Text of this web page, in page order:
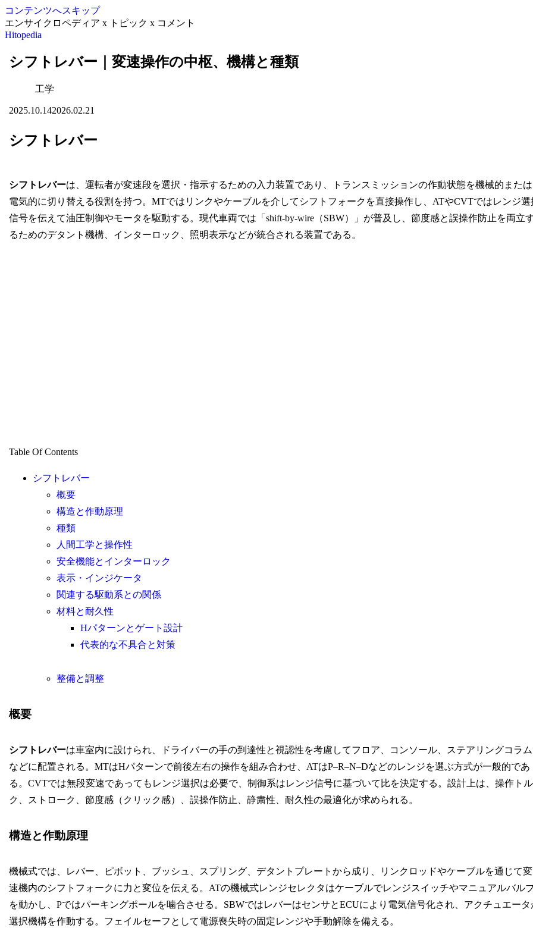
コンテンツへスキップ
エンサイクロペディア x トピック x コメント
Hitopedia
シフトレバー｜変速操作の中枢、機構と種類
工学
2025.10.142026.02.21
シフトレバー
シフトレバーは、運転者が変速段を選択・指示するための入力装置であり、トランスミッションの作動状態を機械的または
電気的に切り替える役割を持つ。MTではリンクやケーブルを介してシフトフォークを直接操作し、ATやCVTではレンジ選
信号を伝えて油圧制御やモータを駆動する。現代車両では「shift-by-wire（SBW）」が普及し、節度感と誤操作防止を両立
るためのデタント機構、インターロック、照明表示などが統合される装置である。
Table Of Contents
シフトレバー
概要
構造と作動原理
種類
人間工学と操作性
安全機能とインターロック
表示・インジケータ
関連する駆動系との関係
材料と耐久性
Hパターンとゲート設計
代表的な不具合と対策
整備と調整
概要
シフトレバーは車室内に設けられ、ドライバーの手の到達性と視認性を考慮してフロア、コンソール、ステアリングコラム
などに配置される。MTはHパターンで前後左右の操作を組み合わせ、ATはP–R–N–Dなどのレンジを選ぶ方式が一般的であ
る。CVTでは無段変速であってもレンジ選択は必要で、制御系はレンジ信号に基づいて比を決定する。設計上は、操作トル
ク、ストローク、節度感（クリック感）、誤操作防止、静粛性、耐久性の最適化が求められる。
構造と作動原理
機械式では、レバー、ピボット、ブッシュ、スプリング、デタントプレートから成り、リンクロッドやケーブルを通じて変
速機内のシフトフォークに力と変位を伝える。ATの機械式レンジセレクタはケーブルでレンジスイッチやマニュアルバル
を動かし、Pではパーキングポールを噛合させる。SBWではレバーはセンサとECUにより電気信号化され、アクチュエータ
選択機構を作動する。フェイルセーフとして電源喪失時の固定レンジや手動解除を備える。